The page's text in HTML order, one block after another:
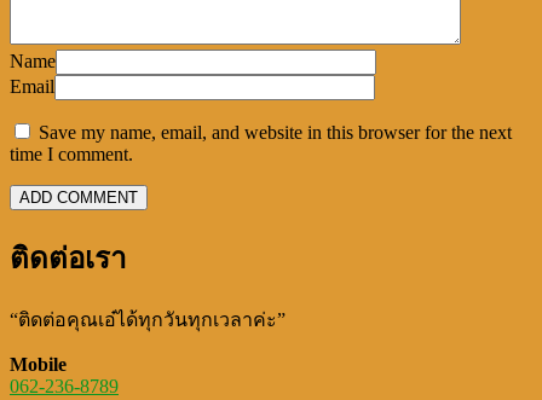
Name
Email
Save my name, email, and website in this browser for the next
time I comment.
ติดต่อเรา
“ติดต่อคุณเอ๋ได้ทุกวันทุกเวลาค่ะ”
Mobile
062-236-8789